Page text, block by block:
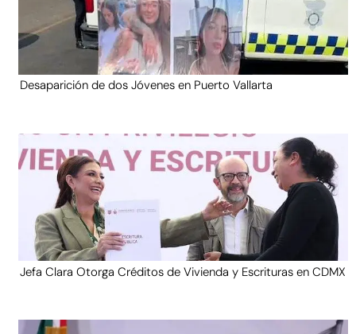
Desaparición de dos Jóvenes en Puerto Vallarta
Jefa Clara Otorga Créditos de Vivienda y Escrituras en CDMX